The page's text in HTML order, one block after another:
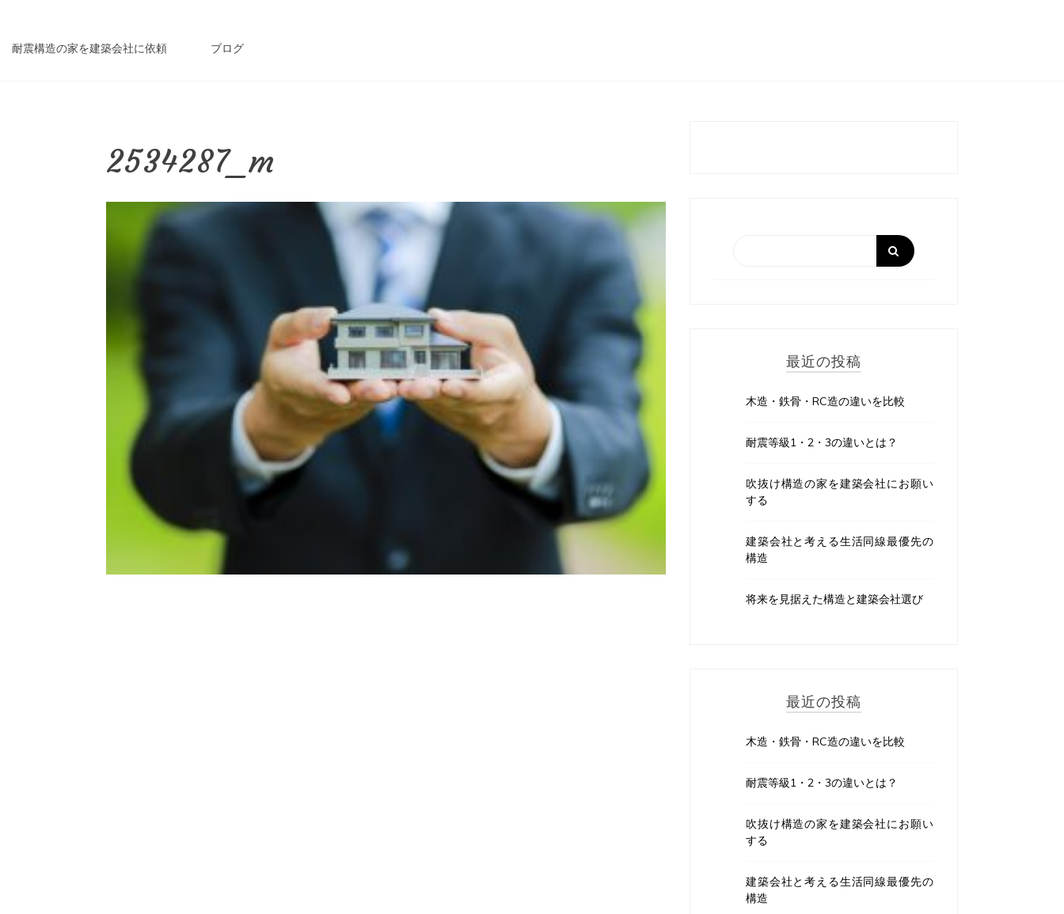
耐震構造の家を建築会社に依頼 ブログ
2534287_m
最近の投稿
木造・鉄骨・RC造の違いを比較
耐震等級1・2・3の違いとは？
吹抜け構造の家を建築会社にお願い
する
建築会社と考える生活同線最優先の
構造
将来を見据えた構造と建築会社選び
最近の投稿
木造・鉄骨・RC造の違いを比較
耐震等級1・2・3の違いとは？
吹抜け構造の家を建築会社にお願い
する
建築会社と考える生活同線最優先の
構造